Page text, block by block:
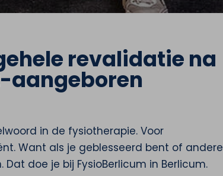
revalidatie na
aangeboren
in de fysiotherapie. Voor
Want als je geblesseerd bent of andere
doe je bij FysioBerlicum in Berlicum.